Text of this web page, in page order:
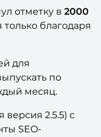
отметку в 2000
благодаря
для
по
месяц.
версия 2.5.5) с
SEO-